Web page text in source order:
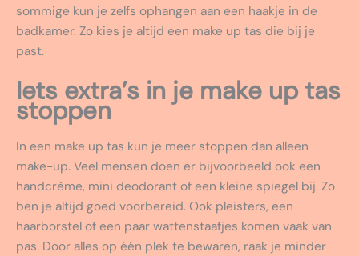
sommige kun je zelfs ophangen aan een haakje in de
badkamer. Zo kies je altijd een make up tas die bij je
past.
Iets extra’s in je make up tas
stoppen
In een make up tas kun je meer stoppen dan alleen
make-up. Veel mensen doen er bijvoorbeeld ook een
handcrème, mini deodorant of een kleine spiegel bij. Zo
ben je altijd goed voorbereid. Ook pleisters, een
haarborstel of een paar wattenstaafjes komen vaak van
pas. Door alles op één plek te bewaren, raak je minder